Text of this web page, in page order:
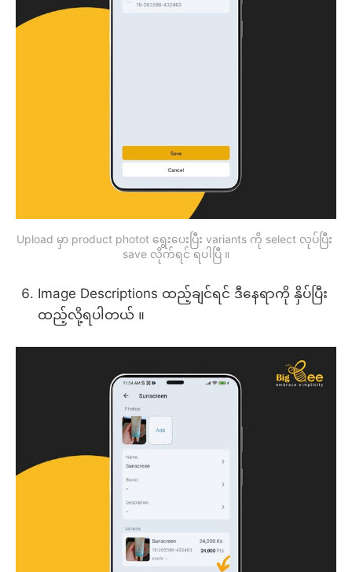
Upload မှာ product photot ရွေးပေးပြီး variants ကို select လုပ်ပြီး
save လိုက်ရင် ရပါပြီ ။
Image Descriptions ထည့်ချင်ရင် ဒီနေရာကို နှိပ်ပြီး
ထည့်လို့ရပါတယ် ။